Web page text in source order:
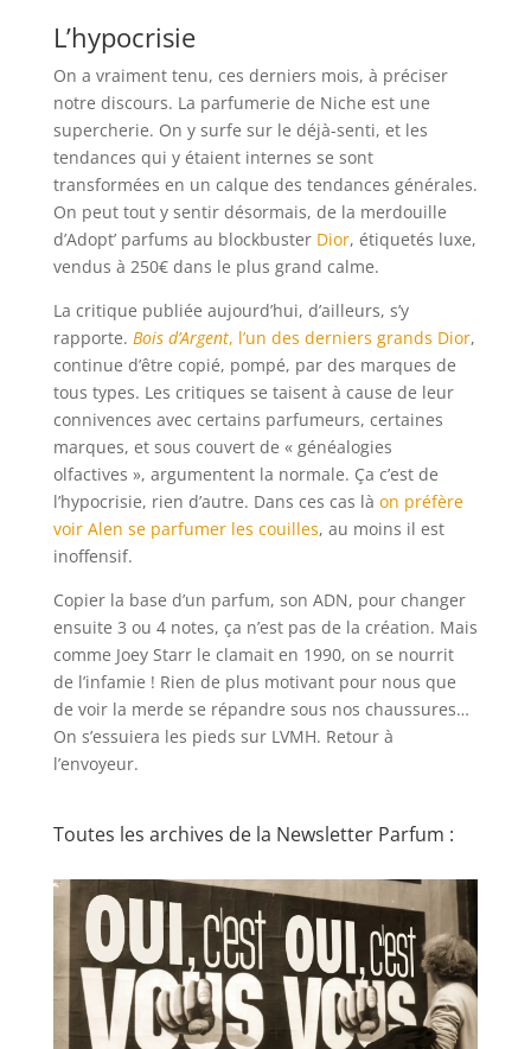
L’hypocrisie
On a vraiment tenu, ces derniers mois, à préciser
notre discours. La parfumerie de Niche est une
supercherie. On y surfe sur le déjà-senti, et les
tendances qui y étaient internes se sont
transformées en un calque des tendances générales.
On peut tout y sentir désormais, de la merdouille
d’Adopt’ parfums au blockbuster Dior, étiquetés luxe,
vendus à 250€ dans le plus grand calme.
La critique publiée aujourd’hui, d’ailleurs, s’y
rapporte. Bois d’Argent, l’un des derniers grands Dior,
continue d’être copié, pompé, par des marques de
tous types. Les critiques se taisent à cause de leur
connivences avec certains parfumeurs, certaines
marques, et sous couvert de « généalogies
olfactives », argumentent la normale. Ça c’est de
l’hypocrisie, rien d’autre. Dans ces cas là on préfère
voir Alen se parfumer les couilles, au moins il est
inoffensif.
Copier la base d’un parfum, son ADN, pour changer
ensuite 3 ou 4 notes, ça n’est pas de la création. Mais
comme Joey Starr le clamait en 1990, on se nourrit
de l’infamie ! Rien de plus motivant pour nous que
de voir la merde se répandre sous nos chaussures…
On s’essuiera les pieds sur LVMH. Retour à
l’envoyeur.
Toutes les archives de la Newsletter Parfum :